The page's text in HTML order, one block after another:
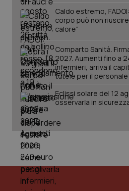
Sangue & coagulazione
Tiroide
Tumore al seno
Tumore ovarico
Tumori del Polmone &
Tumori gastrointestinali
Ulcera & Reflusso
Vaccini
Caldo estremo,
corpo può non
calore”
Comparto Sanità.
2027. Aumenti fino a
infermieri, arriva il
tutele per il personale
Eclissi solare del 12
osservarla in
CookieScriptConsent
tracking-sites-ironfish-
tracking-enable